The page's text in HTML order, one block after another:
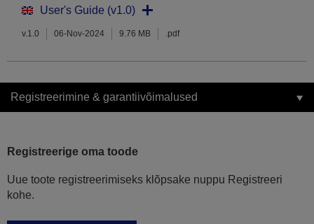
User's Guide (v1.0)
v.1.0 06-Nov-2024 9.76 MB .pdf
Registreerimine & garantiivõimalused
Registreerige oma toode
Uue toote registreerimiseks klõpsake nuppu Registreeri
kohe.